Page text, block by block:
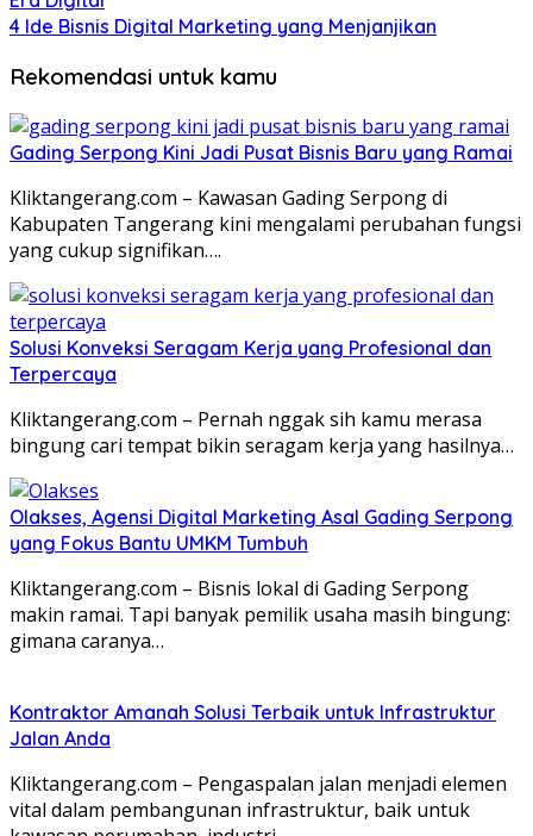
4 Ide Bisnis Digital Marketing yang Menjanjikan
Rekomendasi untuk kamu
Gading Serpong Kini Jadi Pusat Bisnis Baru yang Ramai
Kliktangerang.com – Kawasan Gading Serpong di
Kabupaten Tangerang kini mengalami perubahan fungsi
yang cukup signifikan….
Solusi Konveksi Seragam Kerja yang Profesional dan
Terpercaya
Kliktangerang.com – Pernah nggak sih kamu merasa
bingung cari tempat bikin seragam kerja yang hasilnya…
Olakses, Agensi Digital Marketing Asal Gading Serpong
yang Fokus Bantu UMKM Tumbuh
Kliktangerang.com – Bisnis lokal di Gading Serpong
makin ramai. Tapi banyak pemilik usaha masih bingung:
gimana caranya…
Kontraktor Amanah Solusi Terbaik untuk Infrastruktur
Jalan Anda
Kliktangerang.com – Pengaspalan jalan menjadi elemen
vital dalam pembangunan infrastruktur, baik untuk